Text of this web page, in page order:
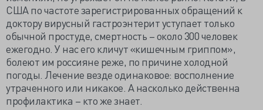
США по частоте зарегистрированных обращений к
доктору вирусный гастроэнтерит уступает только
обычной простуде, смертность – около 300 человек
ежегодно. У нас его кличут «кишечным гриппом»,
болеют им россияне реже, по причине холодной
погоды. Лечение везде одинаковое: восполнение
утраченного или никакое. А насколько действенна
профилактика – кто же знает.